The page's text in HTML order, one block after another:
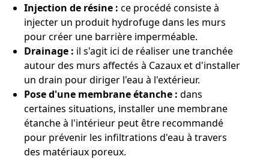
Injection de résine : ce procédé consiste à
injecter un produit hydrofuge dans les murs
pour créer une barrière imperméable.
Drainage : il s'agit ici de réaliser une tranchée
autour des murs affectés à Cazaux et d'installer
un drain pour diriger l'eau à l'extérieur.
Pose d'une membrane étanche : dans
certaines situations, installer une membrane
étanche à l'intérieur peut être recommandé
pour prévenir les infiltrations d'eau à travers
des matériaux poreux.